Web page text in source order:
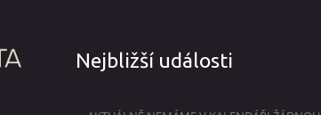
Nejbližší události